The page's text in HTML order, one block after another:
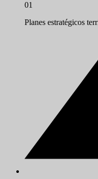
01
Planes estratégicos